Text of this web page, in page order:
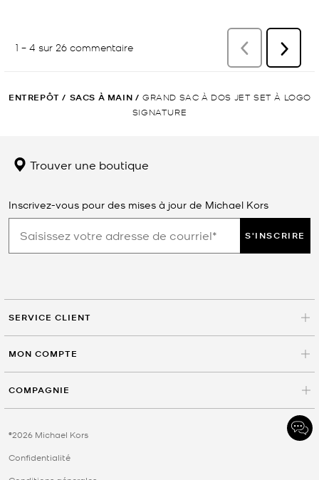
ENTREPÔT / SACS À MAIN / GRAND SAC À DOS JET SET À LOGO
SIGNATURE
Trouver une boutique
Inscrivez-vous pour des mises à jour de Michael Kors
S'INSCRIRE
SERVICE CLIENT
MON COMPTE
COMPAGNIE
©2026 Michael Kors
Confidentialité